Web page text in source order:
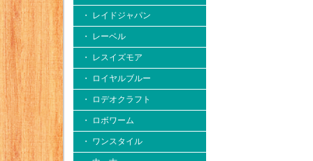
・ レイドジャパン
・ レーベル
・ レスイズモア
・ ロイヤルブルー
・ ロデオクラフト
・ ロボワーム
・ ワンスタイル